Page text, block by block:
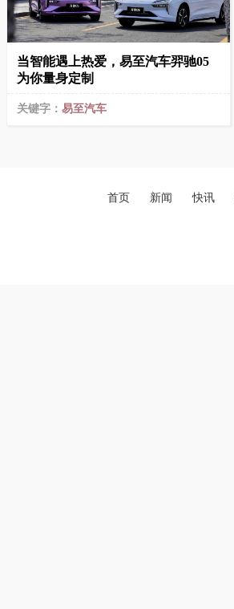
当智能遇上热爱，易至汽车羿驰05
为你量身定制
关键字： 易至汽车
首页 新闻 快讯